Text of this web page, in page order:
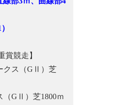
）
賞競走】
クス（GⅡ）芝
GⅡ）芝1800ｍ